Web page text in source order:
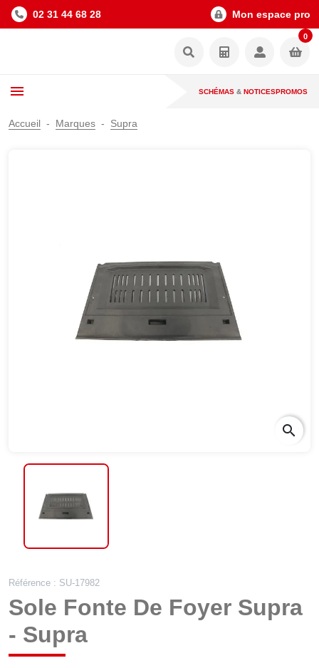
02 31 44 68 28 Mon espace pro
0
SCHÉMAS & NOTICESPROMOS
Accueil Marques Supra
search
Référence : SU-17982
Sole Fonte De Foyer Supra
- Supra